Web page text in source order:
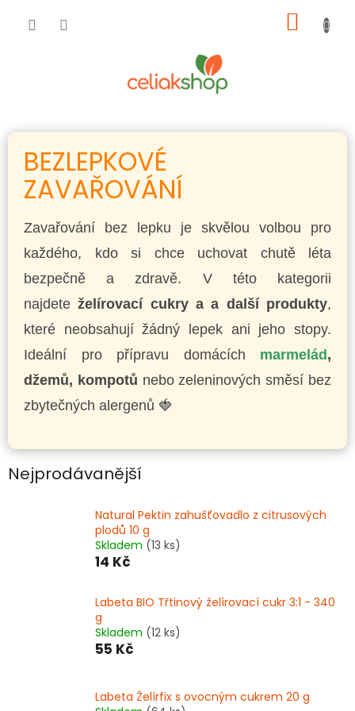
KOŠÍK
BEZLEPKOVÉ
ZAVAŘOVÁNÍ
Zavařování bez lepku je skvělou volbou pro
každého, kdo si chce uchovat chutě léta
bezpečně a zdravě. V této kategorii
najdeteželírovací cukry a a další produkty,
které neobsahují žádný lepek ani jeho stopy.
Ideální pro přípravu domácích marmelád,
džemů, kompotů nebo zeleninových směsí bez
zbytečných alergenů 🍓
Nejprodávanější
Natural Pektin zahušťovadlo z citrusových
plodů 10 g
Skladem (13 ks)
14 Kč
Labeta BIO Třtinový želírovací cukr 3:1 - 340
g
Skladem (12 ks)
55 Kč
Labeta Želírfix s ovocným cukrem 20 g